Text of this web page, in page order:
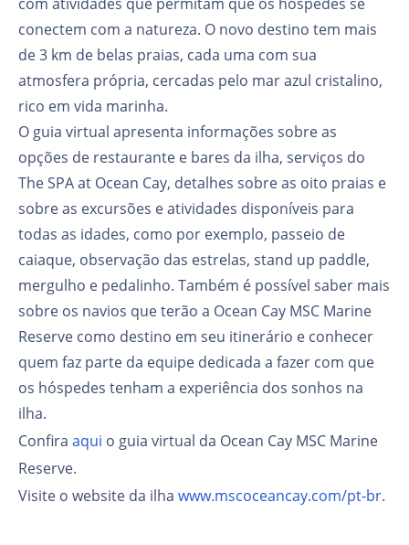
conectem com a natureza. O novo destino tem mais
de 3 km de belas praias, cada uma com sua
atmosfera própria, cercadas pelo mar azul cristalino,
rico em vida marinha.
O guia virtual apresenta informações sobre as
opções de restaurante e bares da ilha, serviços do
The SPA at Ocean Cay, detalhes sobre as oito praias e
sobre as excursões e atividades disponíveis para
todas as idades, como por exemplo, passeio de
caiaque, observação das estrelas, stand up paddle,
mergulho e pedalinho. Também é possível saber mais
sobre os navios que terão a Ocean Cay MSC Marine
Reserve como destino em seu itinerário e conhecer
quem faz parte da equipe dedicada a fazer com que
os hóspedes tenham a experiência dos sonhos na
ilha.
Confira aqui o guia virtual da Ocean Cay MSC Marine
Reserve.
Visite o website da ilha www.mscoceancay.com/pt-br.